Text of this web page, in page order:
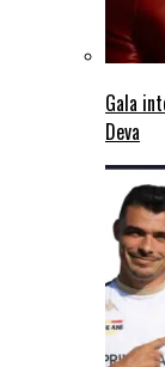
Gala
Deva